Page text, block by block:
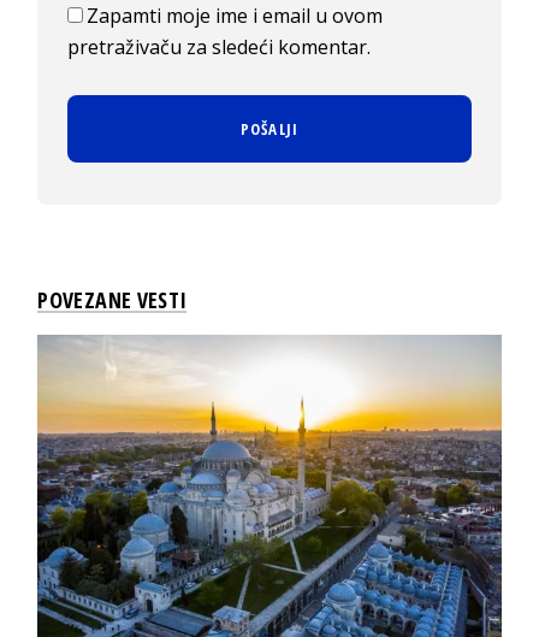
Zapamti moje ime i email u ovom
pretraživaču za sledeći komentar.
POVEZANE VESTI